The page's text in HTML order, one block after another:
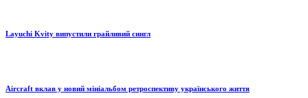
Layuchi Kvity випустили грайливий сингл
Aircraft вклав у новий мініальбом ретроспективу українського життя